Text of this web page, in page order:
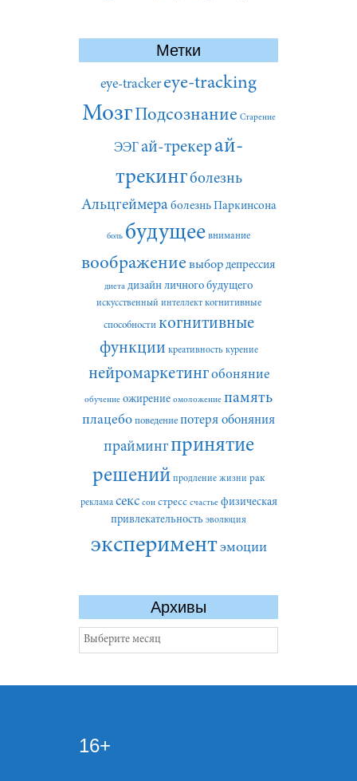
Метки
eye-tracker eye-tracking
МозгПодсознание Старение
ЭЭГай-трекерай-
трекингболезнь
Альцгеймера болезнь Паркинсона
боль будущее внимание
воображение выбор депрессия
диета дизайн личного будущего
искусственный интеллект когнитивные
способности когнитивные
функции креативность курение
нейромаркетингобоняние
обучение ожирение омоложение память
плацебо поведение потеря обоняния
праймингпринятие
решений продление жизни рак
реклама секс сон стресс счастье физическая
привлекательность эволюция
экспериментэмоции
Архивы
Архивы
16+